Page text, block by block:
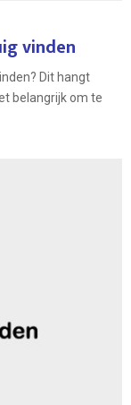
vinden
Dit hangt
belangrijk om te